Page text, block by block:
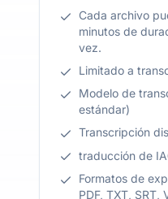
Cada archivo
minutos de
vez.
Limitado a
Modelo de
estándar)
Transcripción
traducción de IA
Formatos de
PDF, TXT, SRT,